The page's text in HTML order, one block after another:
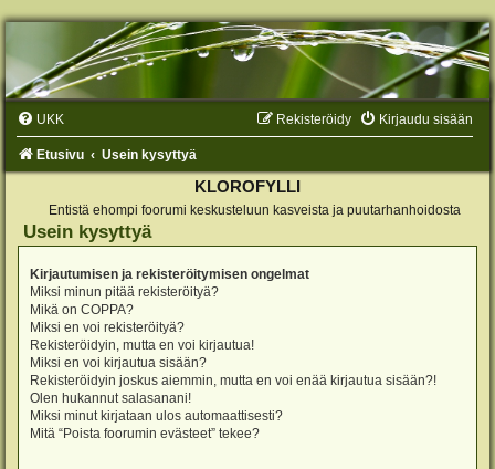
UKK Kirjaudu sisään
Rekisteröidy
Etusivu Usein kysyttyä
KLOROFYLLI
Entistä ehompi foorumi keskusteluun kasveista ja puutarhanhoidosta
Usein kysyttyä
Kirjautumisen ja rekisteröitymisen ongelmat
Miksi minun pitää rekisteröityä?
Mikä on COPPA?
Miksi en voi rekisteröityä?
Rekisteröidyin, mutta en voi kirjautua!
Miksi en voi kirjautua sisään?
Rekisteröidyin joskus aiemmin, mutta en voi enää kirjautua sisään?!
Olen hukannut salasanani!
Miksi minut kirjataan ulos automaattisesti?
Mitä “Poista foorumin evästeet” tekee?